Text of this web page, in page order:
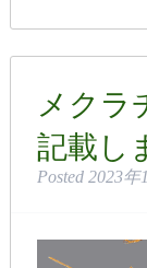
メクラ
記載し
Posted 2023年